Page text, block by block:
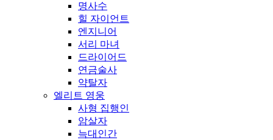
명사수
힐 자이언트
엔지니어
서리 마녀
드라이어드
연금술사
약탈자
엘리트 영웅
사형 집행인
암살자
늑대인간